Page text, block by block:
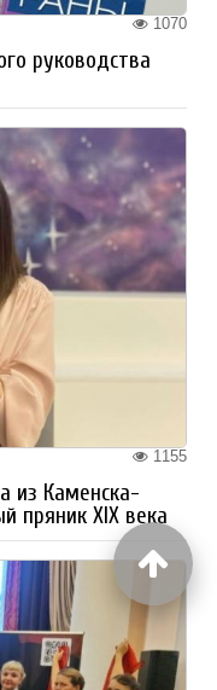
1070
руководства
1155
из Каменска-
пряник XIX века